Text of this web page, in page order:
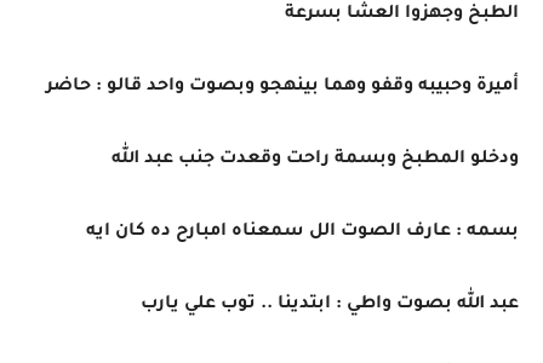
الطبخ وجهزوا العشا بسرعة
أميرة وحبيبه وقفو وهما بينهجو وبصوت واحد قالو : حاضر
ودخلو المطبخ وبسمة راحت وقعدت جنب عبد الله
بسمه : عارف الصوت الل سمعناه امبارح ده كان ايه
عبد الله بصوت واطي : ابتدينا .. توب علي يارب